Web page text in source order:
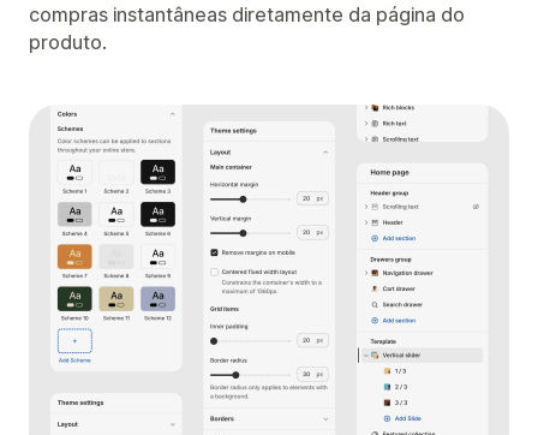
compras instantâneas diretamente da página do
produto.